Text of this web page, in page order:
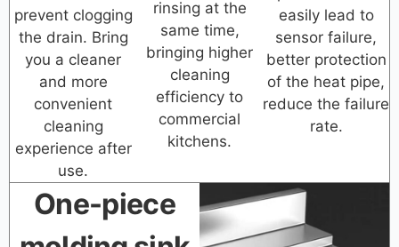
prevent clogging
the drain. Bring
you a cleaner
and more
convenient
cleaning
experience after
use.
rinsing at the
same time,
bringing higher
cleaning
efficiency to
commercial
kitchens.
easily lead to
sensor failure,
better protection
of the heat pipe,
reduce the failure
rate.
One-piece